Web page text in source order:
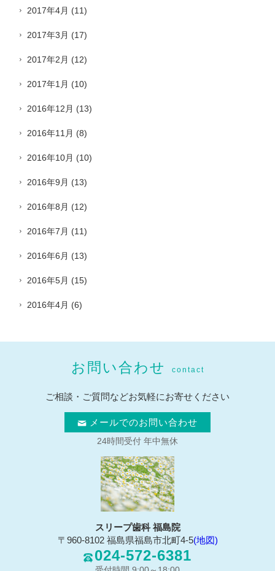
2017年4月 (11)
2017年3月 (17)
2017年2月 (12)
2017年1月 (10)
2016年12月 (13)
2016年11月 (8)
2016年10月 (10)
2016年9月 (13)
2016年8月 (12)
2016年7月 (11)
2016年6月 (13)
2016年5月 (15)
2016年4月 (6)
お問い合わせ contact
ご相談・ご質問などお気軽にお寄せください
メールでのお問い合わせ
24時間受付 年中無休
スリープ歯科 福島院
〒960-8102 福島県福島市北町4-5(地図)
024-572-6381